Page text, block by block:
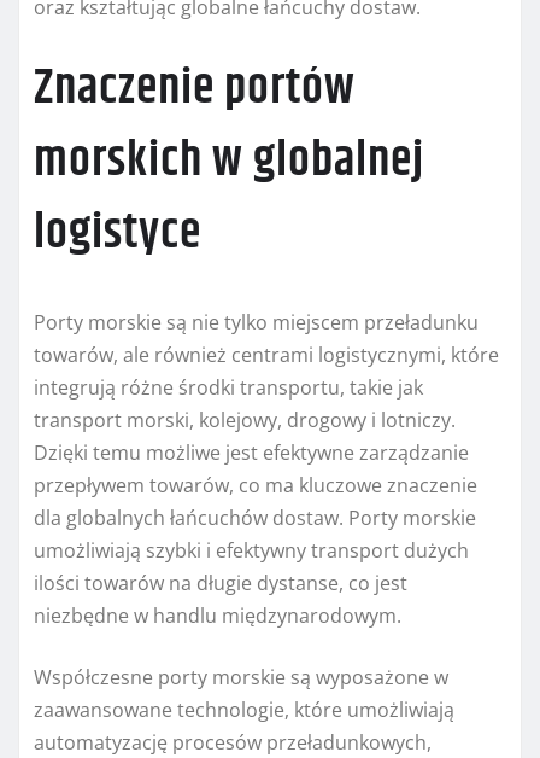
oraz kształtując globalne łańcuchy dostaw.
Znaczenie portów
morskich w globalnej
logistyce
Porty morskie są nie tylko miejscem przeładunku
towarów, ale również centrami logistycznymi, które
integrują różne środki transportu, takie jak
transport morski, kolejowy, drogowy i lotniczy.
Dzięki temu możliwe jest efektywne zarządzanie
przepływem towarów, co ma kluczowe znaczenie
dla globalnych łańcuchów dostaw. Porty morskie
umożliwiają szybki i efektywny transport dużych
ilości towarów na długie dystanse, co jest
niezbędne w handlu międzynarodowym.
Współczesne porty morskie są wyposażone w
zaawansowane technologie, które umożliwiają
automatyzację procesów przeładunkowych,